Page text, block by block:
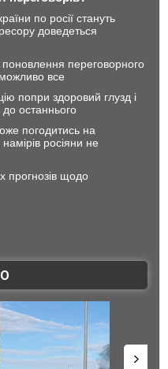
по росії стануть
доведеться
переговорного
все
попри здоровий глузд і
останнього
погодитись на
росіяни не
прогнозів щодо